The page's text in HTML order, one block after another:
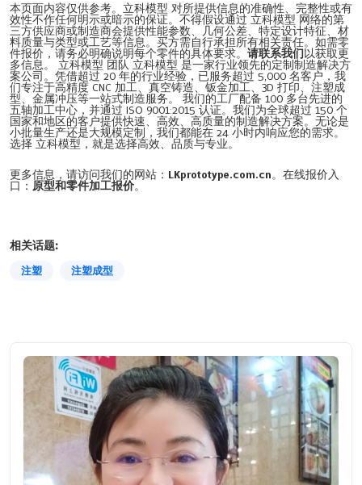
本页面内容仅供参考。立科模型 对所提供信息的准确性、完整性或有
效性不作任何明示或暗示的保证。不得假设通过 立科模型 网络的第
三方供应商或制造商会提供性能参数、几何公差、特定设计特征、材
料质量与类型或工艺等信息。买方需自行承担所有相关责任。如需零
件报价，请务必明确说明每个零件的具体要求。 请联系我们以获取更
多信息。 立科模型 团队 立科模型 是一家行业领先的定制制造解决方
案公司。凭借超过 20 年的行业经验，已服务超过 5,000 名客户，我
们专注于高精度 CNC 加工、真空铸造、钣金加工、3D 打印、注塑成
型、金属冲压等一站式制造服务。 我们的工厂配备 100 多台先进的
五轴加工中心，并通过 ISO 9001:2015 认证。我们为全球超过 150 个
国家和地区的客户提供快速、高效、高质量的制造解决方案。无论是
小批量生产还是大规模定制，我们都能在 24 小时内响应您的需求。
选择 立科模型，就是选择高效、品质与专业。
更多信息，请访问我们的网站： LKprototype.com.cn。在线报价入
口： 原型和零件加工报价。
相关话题:
注塑 注塑成型